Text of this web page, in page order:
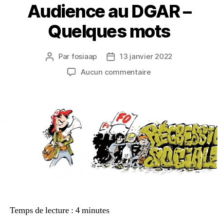
Audience au DGAR –
Quelques mots
Auteur
l’article
Par fosiaap
Date13 janvier 2022
Aucun commentairesur
Quelques
mots
Temps de lecture : 4minutes